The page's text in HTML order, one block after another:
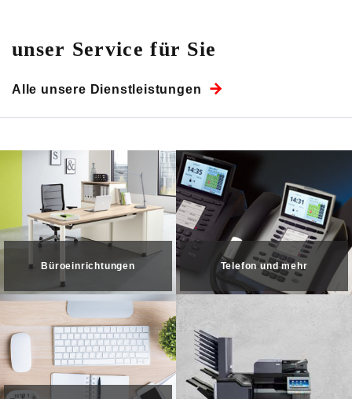
unser Service für Sie
Alle unsere Dienstleistungen
Büroeinrichtungen Telefon und mehr